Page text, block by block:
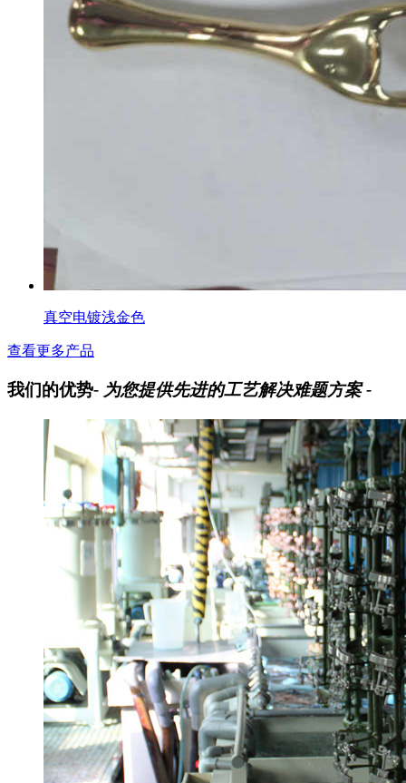
真空电镀浅金色
查看更多产品
我们的优势- 为您提供先进的工艺解决难题方案 -